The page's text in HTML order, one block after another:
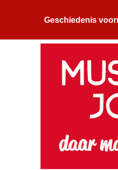
Geschiedenis